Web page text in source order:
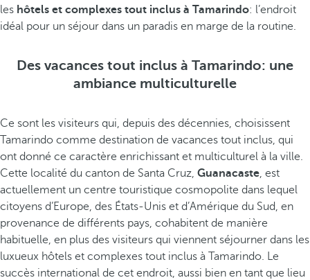
les hôtels et complexes tout inclus à Tamarindo: l’endroit
idéal pour un séjour dans un paradis en marge de la routine.
Des vacances tout inclus à Tamarindo: une
ambiance multiculturelle
Ce sont les visiteurs qui, depuis des décennies, choisissent
Tamarindo comme destination de vacances tout inclus, qui
ont donné ce caractère enrichissant et multiculturel à la ville.
Cette localité du canton de Santa Cruz, Guanacaste, est
actuellement un centre touristique cosmopolite dans lequel
citoyens d’Europe, des États-Unis et d’Amérique du Sud, en
provenance de différents pays, cohabitent de manière
habituelle, en plus des visiteurs qui viennent séjourner dans les
luxueux hôtels et complexes tout inclus à Tamarindo. Le
succès international de cet endroit, aussi bien en tant que lieu